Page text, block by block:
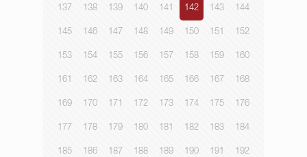
137 138 139 140 141 142 143 144
145 146 147 148 149 150 151 152
153 154 155 156 157 158 159 160
161 162 163 164 165 166 167 168
169 170 171 172 173 174 175 176
177 178 179 180 181 182 183 184
185 186 187 188 189 190 191 192